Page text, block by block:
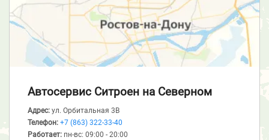
Автосервис Ситроен на Северном
Адрес: ул. Орбитальная 3В
Телефон: +7 (863) 322-33-40
Работает: пн-вс: 09:00 - 20:00